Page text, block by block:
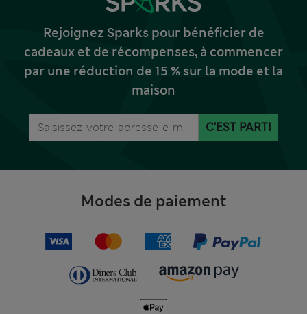
Rejoignez Sparks pour bénéficier de
cadeaux et de récompenses, à commencer
par une réduction de 15 % sur la mode et la
maison
C'EST PARTI
Modes de paiement